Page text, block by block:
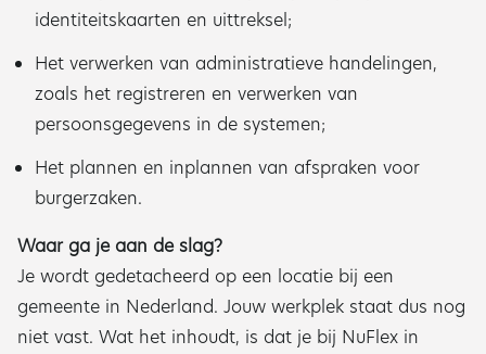
identiteitskaarten en uittreksel;
Het verwerken van administratieve handelingen,
zoals het registreren en verwerken van
persoonsgegevens in de systemen;
Het plannen en inplannen van afspraken voor
burgerzaken.
Waar ga je aan de slag?
Je wordt gedetacheerd op een locatie bij een
gemeente in Nederland. Jouw werkplek staat dus nog
niet vast. Wat het inhoudt, is dat je bij NuFlex in